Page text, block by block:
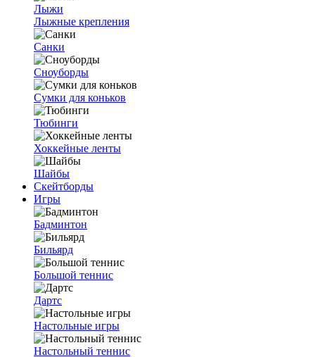
Лыжи
Лыжные крепления
Санки
Сноуборды
Сумки для коньков
Тюбинги
Хоккейные ленты
Шайбы
Скейтборды
Игры
Бадминтон
Бильярд
Большой теннис
Дартс
Настольные игры
Настольный теннис